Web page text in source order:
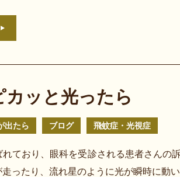
カッと光ったら
出たら ブログ 飛蚊症・光視症
ており、眼科を受診される患者さんの
ったり、流れ星のように光が瞬時に動